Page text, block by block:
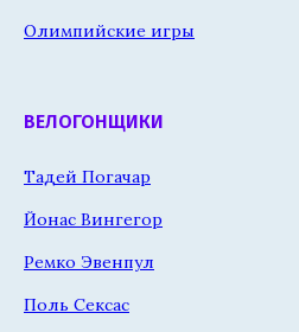
Олимпийские игры
ВЕЛОГОНЩИКИ
Тадей Погачар
Йонас Вингегор
Ремко Эвенпул
Поль Сексас